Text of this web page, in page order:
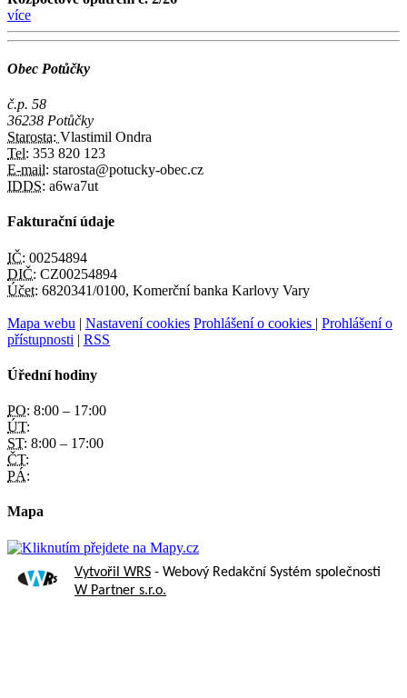
více
Obec Potůčky
č.p. 58
36238 Potůčky
Starosta: Vlastimil Ondra
Tel: 353 820 123
E-mail: starosta@potucky-obec.cz
IDDS: a6wa7ut
Fakturační údaje
IČ: 00254894
DIČ: CZ00254894
Účet: 6820341/0100, Komerční banka Karlovy Vary
Mapa webu | Nastavení cookies Prohlášení o cookies | Prohlášení o
přístupnosti | RSS
Úřední hodiny
PO: 8:00 – 17:00
ÚT:
ST: 8:00 – 17:00
ČT:
PÁ:
Mapa
Vytvořil WRS - Webový Redakční Systém společnosti
W Partner s.r.o.